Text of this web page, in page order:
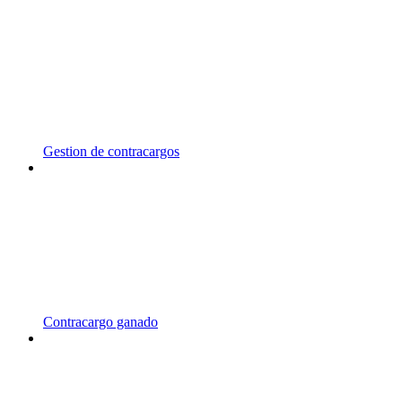
Gestion de contracargos
Contracargo ganado